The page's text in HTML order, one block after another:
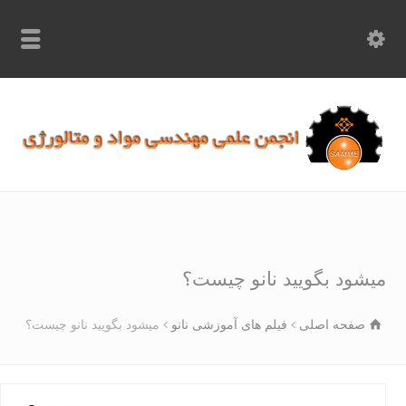
بگویید نانو چیست؟
صفحه اصلی فیلم های آموزشی نانو میشود بگویید نانو چیست؟